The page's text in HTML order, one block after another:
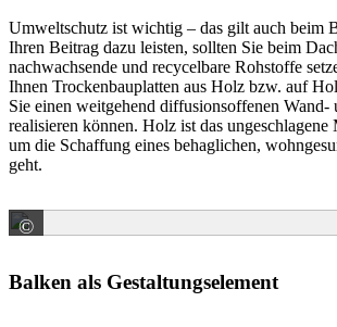
Umweltschutz ist wichtig – das gilt auch beim
Ihren Beitrag dazu leisten, sollten Sie beim
nachwachsende und recycelbare Rohstoffe
Ihnen Trockenbauplatten aus Holz bzw. auf
Sie einen weitgehend diffusionsoffenen Wand-
realisieren können. Holz ist das ungeschlagene
um die Schaffung eines behaglichen,
geht.
©
Balken als Gestaltungselement